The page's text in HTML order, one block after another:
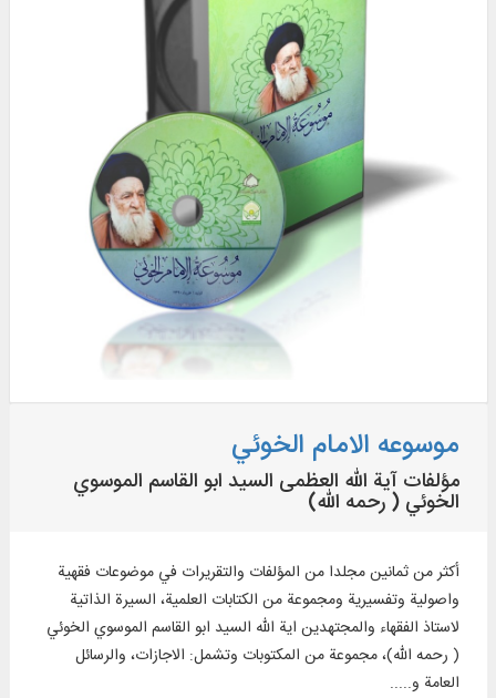
موسوعه الامام الخوئي
مؤلفات آية الله العظمى السيد ابو القاسم الموسوي
الخوئي ( رحمه الله)
أكثر من ثمانين مجلدا من المؤلفات والتقريرات في موضوعات فقهية
واصولية وتفسيرية ومجموعة من الكتابات العلمية، السيرة الذاتية
لاستاذ الفقهاء والمجتهدين اية الله السيد ابو القاسم الموسوي الخوئي
( رحمه الله)، مجموعة من المكتوبات وتشمل: الاجازات، والرسائل
العامة و.....